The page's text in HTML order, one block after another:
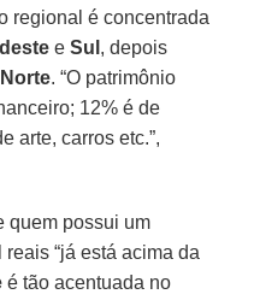
regional é concentrada
eSul , depois
Norte. “O patrimônio
12% é de
arte, carros etc.”,
quem possui um
“já está acima da
é tão acentuada no